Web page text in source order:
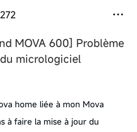
MOVA 600] Problème
micrologiciel
home liée à mon Mova
à faire la mise à jour du